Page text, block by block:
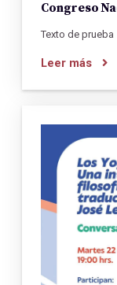
Congreso
Texto de prueba
Leer más